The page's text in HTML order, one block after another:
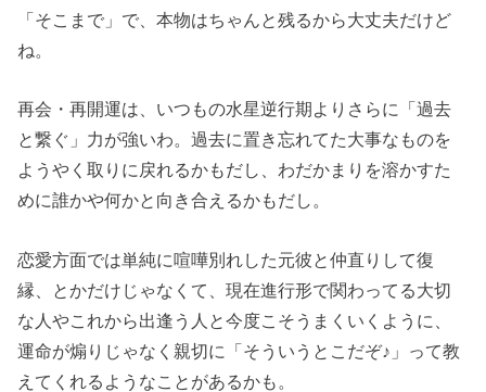
「そこまで」で、本物はちゃんと残るから大丈夫だけど
ね。
再会・再開運は、いつもの水星逆行期よりさらに「過去
と繋ぐ」力が強いわ。過去に置き忘れてた大事なものを
ようやく取りに戻れるかもだし、わだかまりを溶かすた
めに誰かや何かと向き合えるかもだし。
恋愛方面では単純に喧嘩別れした元彼と仲直りして復
縁、とかだけじゃなくて、現在進行形で関わってる大切
な人やこれから出逢う人と今度こそうまくいくように、
運命が煽りじゃなく親切に「そういうとこだぞ♪」って教
えてくれるようなことがあるかも。